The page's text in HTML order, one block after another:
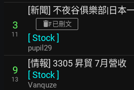
3
11
[新聞] 不夜谷俱樂部|日本
已刪文
[Stock]
pupil29
9
13
[情報] 3305 昇貿 7月營收
[Stock]
Vanquze